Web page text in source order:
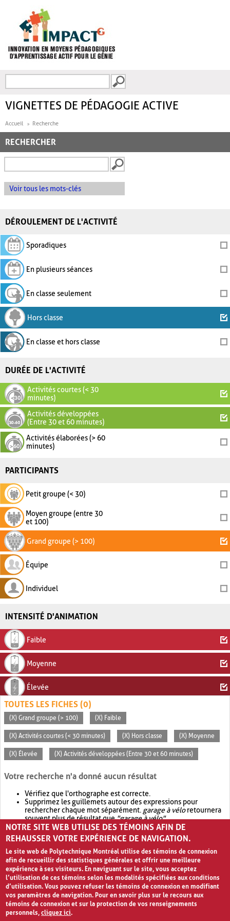
FORMULAIRE DE
VIGNETTES DE PÉDAGOGIE ACTIVE
Accueil Recherche
RECHERCHER
Voir tous les mots-clés
DÉROULEMENT DE L'ACTIVITÉ
Sporadiques
En plusieurs séances
En classe seulement
Hors classe
En classe et hors classe
DURÉE DE L'ACTIVITÉ
Activités courtes (< 30
minutes)
Activités développées
(Entre 30 et 60 minutes)
Activités élaborées (> 60
minutes)
PARTICIPANTS
Petit groupe (< 30)
Moyen groupe (entre 30
et 100)
Grand groupe (> 100)
Équipe
Individuel
INTENSITÉ D'ANIMATION
Faible
Moyenne
Élevée
TOUTES LES FICHES (0)
(X) Grand groupe (> 100) (X) Faible
(X) Activités courtes (< 30 minutes) (X) Hors classe (X) Moyenne
(X) Élevée (X) Activités développées (Entre 30 et 60 minutes)
Votre recherche n'a donné aucun résultat
Vérifiez que l'orthographe est correcte.
Supprimez les guillemets autour des expressions pour
rechercher chaque mot séparément. garage à véloretournera
souvent plus de résultat que"garage à vélo".
Envisagez d'élargir votre recherche avec OR.garage OR vélo
retournera souvent plus de résultat quegarage à vélo
NOTRE SITE WEB UTILISE DES TÉMOINS AFIN DE
REHAUSSER VOTRE EXPÉRIENCE DE NAVIGATION.
Le site web de Polytechnique Montréal utilise des témoins de connexion
afin de recueillir des statistiques générales et offrir une meilleure
expérience à ses visiteurs. En naviguant sur le site, vous acceptez
l’utilisation de ces témoins selon les modalités spécifiées aux conditions
d’utilisation. Vous pouvez refuser les témoins de connexion en modifiant
vos paramètres de navigation. Pour en savoir plus sur le recours aux
témoins de connexion et sur la protection de vos renseignements
personnels,cliquez ici.